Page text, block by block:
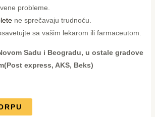
probleme.
ne sprečavaju trudnoću.
sa vašim lekarom ili farmaceutom.
Sadu i Beogradu, u ostale gradove
express, AKS, Beks)